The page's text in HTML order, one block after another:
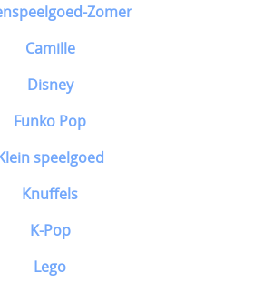
Zomer
Camille
Disney
Funko Pop
speelgoed
Knuffels
K-Pop
Lego